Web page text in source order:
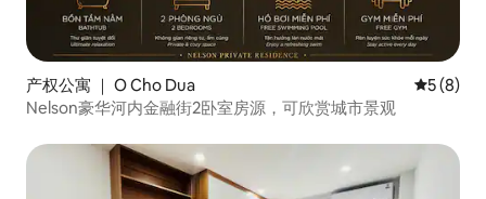
产权公寓 ｜ O Cho Dua 平均评分
5 (8)
Nelson豪华河内金融街2卧室房源，可欣赏城市景观